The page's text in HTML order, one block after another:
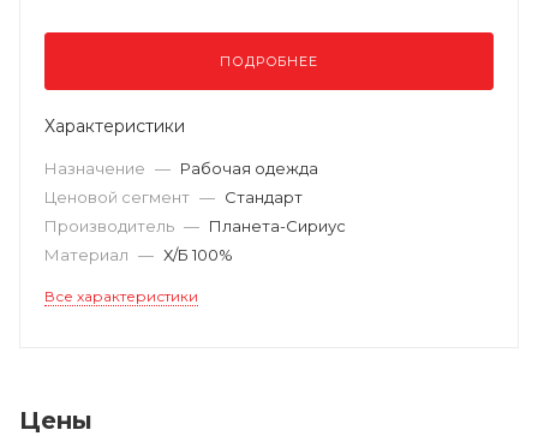
ПОДРОБНЕЕ
Характеристики
Назначение — Рабочая одежда
Ценовой сегмент — Стандарт
Производитель — Планета-Сириус
Материал — Х/Б 100%
Все характеристики
Цены